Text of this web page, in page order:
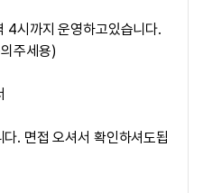
4시까지 운영하고있습니다.
주세용)
. 면접 오셔서 확인하셔도됩